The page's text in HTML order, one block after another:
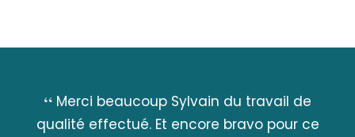
Merci beaucoup Sylvain du travail de
qualité effectué. Et encore bravo pour ce